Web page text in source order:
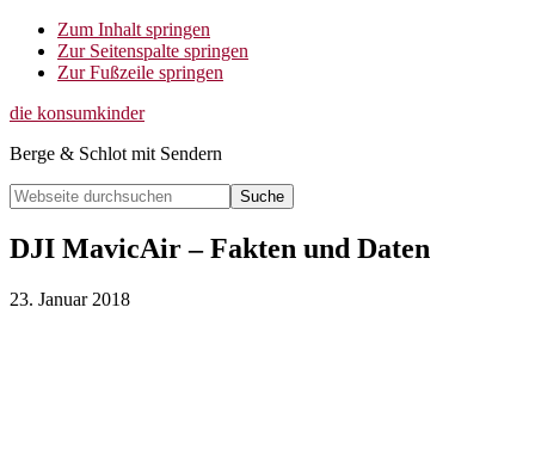
Zum Inhalt springen
Zur Seitenspalte springen
Zur Fußzeile springen
die konsumkinder
Berge & Schlot mit Sendern
Webseite
durchsuchen
Search
DJI MavicAir – Fakten und Daten
23. Januar 2018